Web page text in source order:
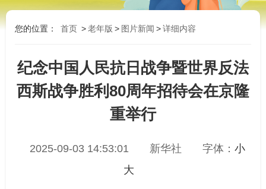
您的位置： 首页 >老年版 > 图片新闻 >详细内容
纪念中国人民抗日战争暨世界反法
西斯战争胜利80周年招待会在京隆
重举行
2025-09-03 14:53:01 新华社 字体： 小
大